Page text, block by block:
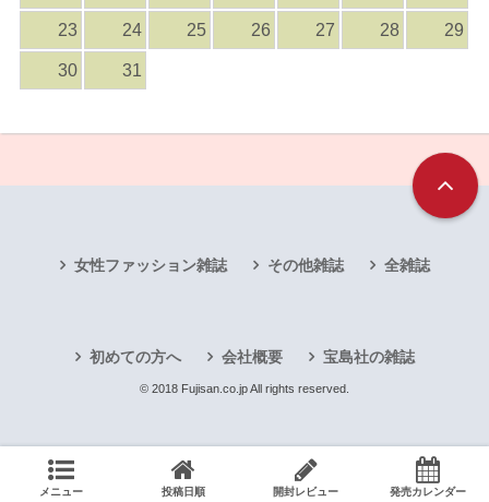
23 24 25 26 27 28 29
30 31
女性ファッション雑誌 その他雑誌 全雑誌
初めての方へ 会社概要 宝島社の雑誌
© 2018 Fujisan.co.jp All rights reserved.
メニュー 投稿日順 開封レビュー 発売カレンダー